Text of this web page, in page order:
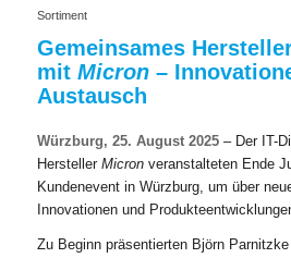
Sortiment
Gemeinsames
mit Micron –
Austausch​
Würzburg, 25. August 2025 – Der IT-
Hersteller Micron veranstalteten Ende
Kundenevent in Würzburg, um über
Innovationen und
Zu Beginn präsentierten Björn